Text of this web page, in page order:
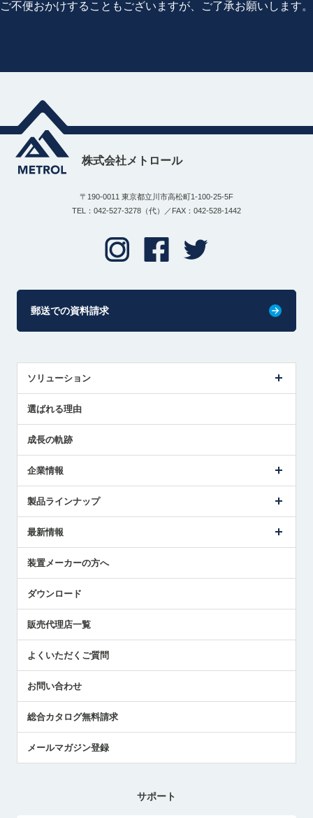
ご不便おかけすることもございますが、ご了承お願いします。
株式会社メトロール
〒190-0011 東京都立川市高松町1-100-25-5F
TEL：042-527-3278（代）／FAX：042-528-1442
郵送での資料請求
ソリューション
解決策提案
選ばれる理由
成長の軌跡
企業情報
ごあいさつ
受賞履歴
採用情報
国/地域/言語
製品ラインナップ
ツールセッタ製品
エアマイクロセンサ製品
最新情報
メトロールの技術
社員ブログ
中小企業のBCP地震対策
センサのテクニカルガイド
社長ブログ
装置メーカーの方へ
ダウンロード
販売代理店一覧
よくいただくご質問
お問い合わせ
総合カタログ無料請求
メールマガジン登録
サポート